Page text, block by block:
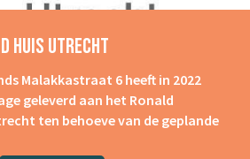
Huis Utrecht
Malakkastraat 6 heeft in 2022
geleverd aan het Ronald
ten behoeve van de geplande